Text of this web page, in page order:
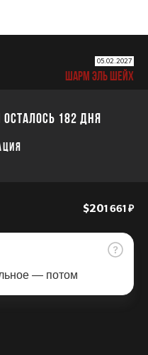
05.02.2027
ШАРМ ЭЛЬ ШЕЙХ
182 ДНЯ
$201 661 ₽
— потом